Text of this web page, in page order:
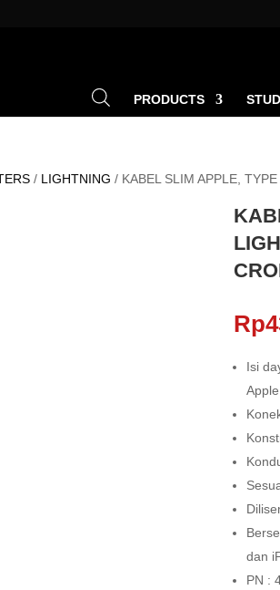
PRODUCTS
/ LIGHTNING / KABEL SLIM APPLE,
Rp
Isi
dan
PN :